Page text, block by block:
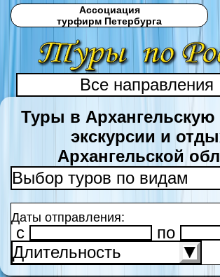
Ассоциация
турфирм Петербурга
Все направления
Туры в Архангельскую
экскурсии и
Архангельской
Выбор туров по видам
Даты отправления:
c
по
Длительность